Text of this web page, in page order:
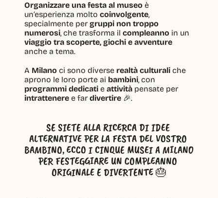
Organizzare una festa al museo è
un’esperienza molto coinvolgente,
specialmente per gruppi non troppo
numerosi, che trasforma il compleanno
viaggio tra scoperte, giochi e avventure
anche a tema.
A Milano ci sono diverse realtà culturali che
aprono le loro porte ai bambini
programmi dedicati e attività
intrattenere e far divertire 🎉.
SE SIETE ALLA RICERCA DI IDEE
ALTERNATIVE PER LA FESTA DEL VOSTRO
BAMBINO, ECCO I CINQUE MUSEI A MILANO
PER FESTEGGIARE UN COMPLEANNO
ORIGINALE E DIVERTENTE 🎂